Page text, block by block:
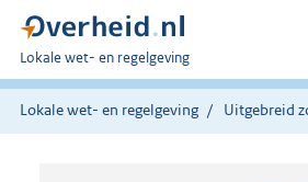
U
bent
hier:
Lokale wet- en regelgeving
Lokale wet- en regelgeving Uitgebreid